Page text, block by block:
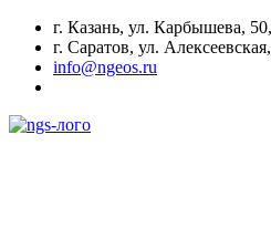
г. Казань, ул. Карбышева,
г. Саратов, ул.
info@ngeos.ru